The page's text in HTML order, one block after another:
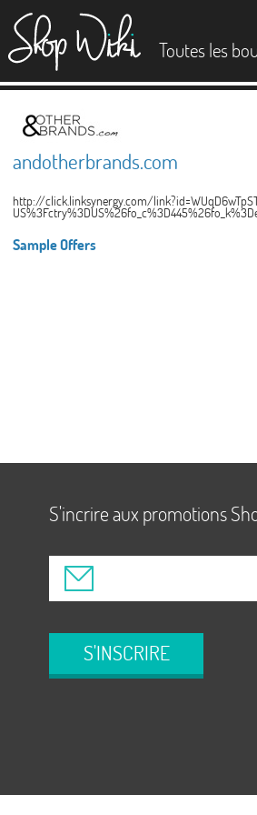
Toutes les
andotherbrands.com
http://click.linksynergy.com/
Sample Offers
S'incrire aux promotions
S'INSCRIRE